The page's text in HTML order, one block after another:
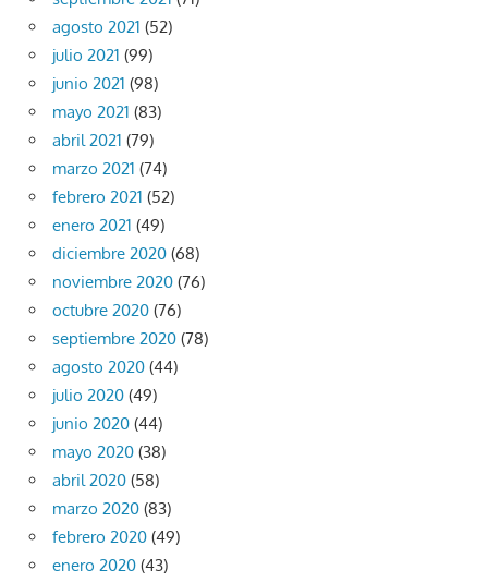
agosto 2021 (52)
julio 2021 (99)
junio 2021 (98)
mayo 2021 (83)
abril 2021 (79)
marzo 2021 (74)
febrero 2021 (52)
enero 2021 (49)
diciembre 2020 (68)
noviembre 2020 (76)
octubre 2020 (76)
septiembre 2020 (78)
agosto 2020 (44)
julio 2020 (49)
junio 2020 (44)
mayo 2020 (38)
abril 2020 (58)
marzo 2020 (83)
febrero 2020 (49)
enero 2020 (43)